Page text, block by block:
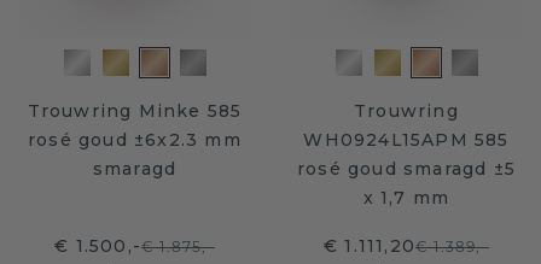
Trouwring Minke 585
rosé goud ±6x2.3 mm
smaragd
€ 1.500,-€ 1.875,-
Trouwring
WH0924L15APM 585
rosé goud smaragd ±5
x 1,7 mm
€ 1.111,20€ 1.389,-